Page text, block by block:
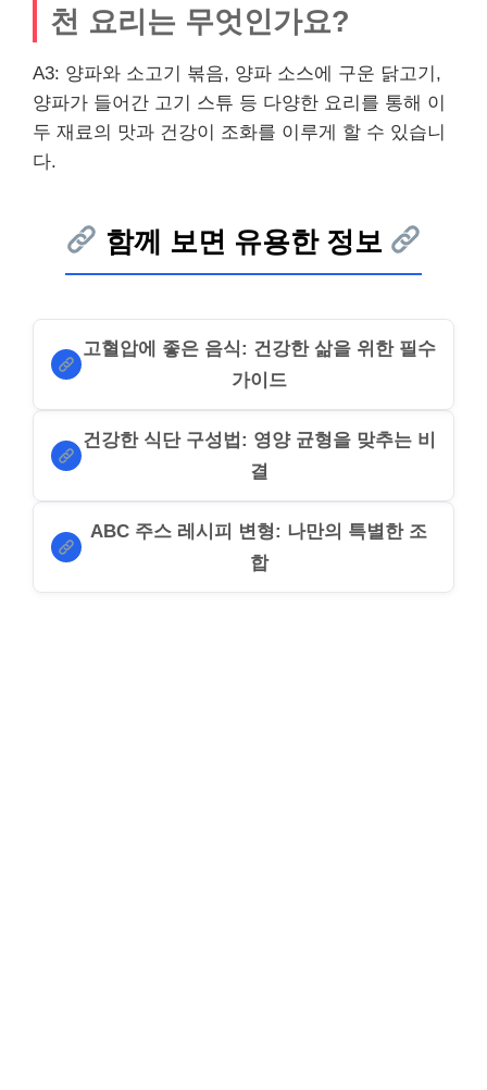
천 요리는 무엇인가요?
A3: 양파와 소고기 볶음, 양파 소스에 구운 닭고기,
양파가 들어간 고기 스튜 등 다양한 요리를 통해 이
두 재료의 맛과 건강이 조화를 이루게 할 수 있습니
다.
함께 보면 유용한 정보
고혈압에 좋은 음식: 건강한 삶을 위한 필수
가이드
건강한 식단 구성법: 영양 균형을 맞추는 비
결
ABC 주스 레시피 변형: 나만의 특별한 조
합